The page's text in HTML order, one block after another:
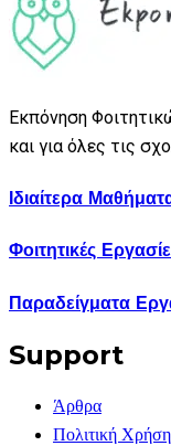
Εκπόνηση
και για όλες τις
Ιδιαίτερα
Φοιτητικές
Παραδείγματα
Support
Άρθρα
Πολιτική